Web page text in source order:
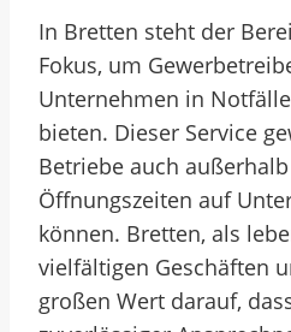
In Bretten steht der
Fokus, um
Unternehmen in
bieten. Dieser Service
Betriebe auch
Öffnungszeiten auf
können. Bretten, als
vielfältigen Geschäften
großen Wert darauf,